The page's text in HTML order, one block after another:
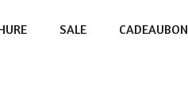
SALE CADEAUBON